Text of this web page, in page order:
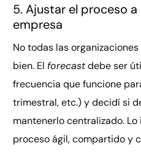
5. Ajustar el proceso
empresa
No todas las
bien. El forecastdebe ser
frecuencia que funcione
trimestral, etc.) y decidí si
mantenerlo centralizado.
proceso ágil, compartido y